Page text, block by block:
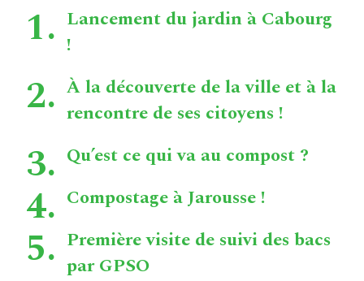
Lancement du jardin à Cabourg
!
À la découverte de la ville et à la
rencontre de ses citoyens !
Qu’est ce qui va au compost ?
Compostage à Jarousse !
Première visite de suivi des bacs
par GPSO